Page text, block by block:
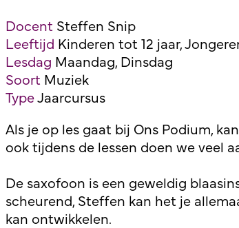
Docent Steffen Snip
Leeftijd Kinderen tot 12 jaar,
Lesdag Maandag, Dinsdag
Soort Muziek
TypeJaarcursus
Als je op les gaat bij Ons Podium,
ook tijdens de lessen doen we veel
De saxofoon is een geweldig
scheurend, Steffen kan het je
kan ontwikkelen.